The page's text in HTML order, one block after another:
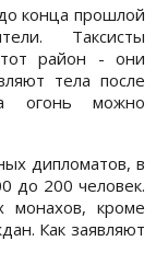
конца прошлой
Таксисты
тот район - они
тела после
огонь можно
дипломатов, в
до 200 человек.
монахов, кроме
Как заявляют